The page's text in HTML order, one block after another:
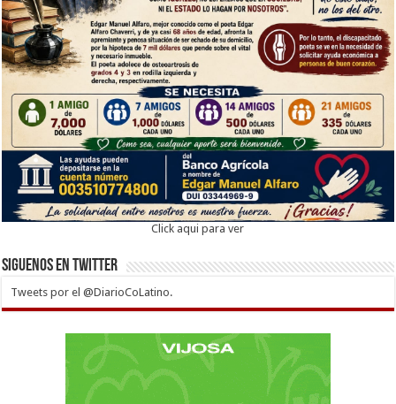
Click aqui para ver
Siguenos en twitter
Tweets por el @DiarioCoLatino.